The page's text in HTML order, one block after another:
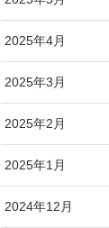
2025年4月
2025年3月
2025年2月
2025年1月
2024年12月